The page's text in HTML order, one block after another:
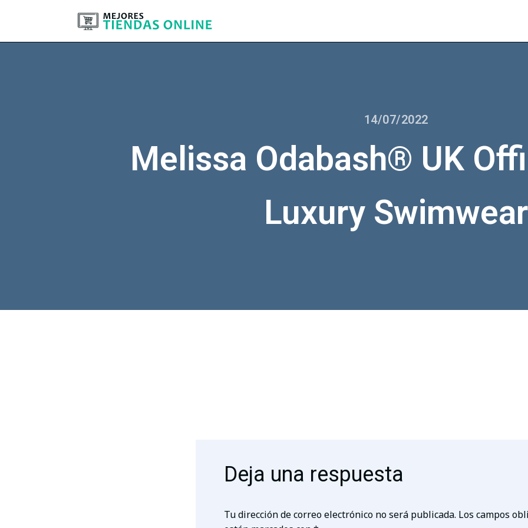
14/07/2022
Melissa Odabash® UK
Luxury Swimwear
Deja una respuesta
Tu dirección de correo electrónico no será publicada. Los campos